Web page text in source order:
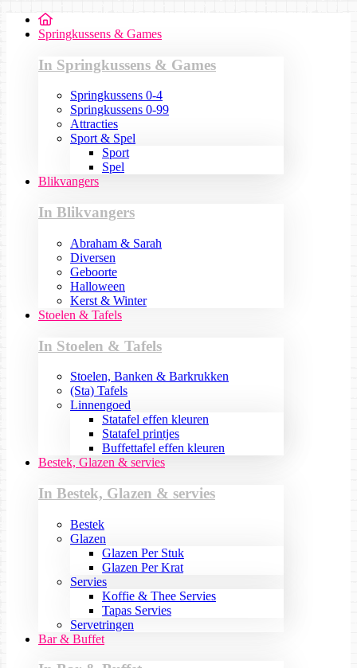
Springkussens & Games
In Springkussens & Games
Springkussens 0-4
Springkussens 0-99
Attracties
Sport & Spel
Sport
Spel
Blikvangers
In Blikvangers
Abraham & Sarah
Diversen
Geboorte
Halloween
Kerst & Winter
Stoelen & Tafels
In Stoelen & Tafels
Stoelen, Banken & Barkrukken
(Sta) Tafels
Linnengoed
Statafel effen kleuren
Statafel printjes
Buffettafel effen kleuren
Bestek, Glazen & servies
In Bestek, Glazen & servies
Bestek
Glazen
Glazen Per Stuk
Glazen Per Krat
Servies
Koffie & Thee Servies
Tapas Servies
Servetringen
Bar & Buffet